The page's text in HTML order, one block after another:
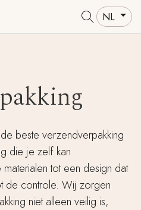
NL
beste verzendverpakking
die je zelf kan
tot een design dat
de controle. Wij zorgen
niet alleen veilig is,